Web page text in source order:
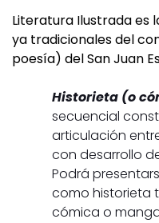
Literatura Ilustrada es
ya tradicionales del
poesía) del San Juan
Historieta (o
secuencial
articulación
con desarrollo
Podrá
como historieta
cómica o